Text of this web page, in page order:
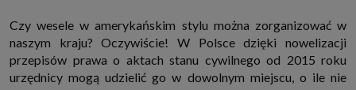
urządzenia.
Twoje uprawnienia
Przysługują Ci następujące uprawnienia wobec Twoich danych i ich
przetwarzania przez nas, inne podmioty z Grupy SAGIER i Zaufanych
Partnerów:
Czy wesele w amerykańskim stylu można zorganizować w
naszym kraju? Oczywiście! W Polsce dzięki nowelizacji
przepisów prawa o aktach stanu cywilnego od 2015 roku
urzędnicy mogą udzielić go w dowolnym miejscu, o ile nie